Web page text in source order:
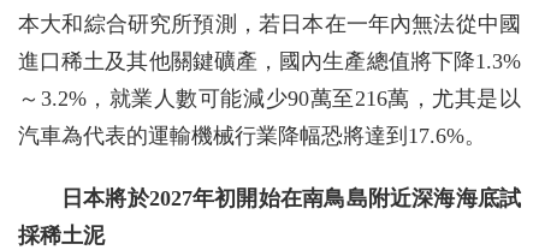
本大和綜合研究所預測，若日本在一年內無法從中國
進口稀土及其他關鍵礦產，國內生產總值將下降1.3%
～3.2%，就業人數可能減少90萬至216萬，尤其是以
汽車為代表的運輸機械行業降幅恐將達到17.6%。
日本將於2027年初開始在南鳥島附近深海海底試
採稀土泥